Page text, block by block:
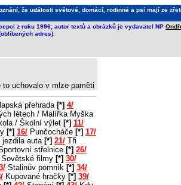
že události světové, domácí, rodinné a psí mají ze
z roku 1996; autor textů a obrázků je vydavatel NP
adres).
uchovalo v mlze paměti
přehrada [*] 4/
létech / Malířka Myška
/ Školní výlet [*] 11/
[*] 16/ Punčocháče [*] 17/
jezdila auta [*] 21/ Tři
střelnice [*] 26/
Sovětské filmy [*] 30/
Stalinův pomník [*] 34/
Kupované hračky [*] 39/